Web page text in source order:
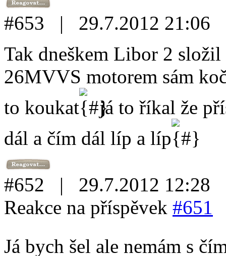
#653 | 29.7.2012
Tak dneškem Libor 2
26MVVS motorem sám
to koukat
já to říkal že
dál a čím dál líp a líp
#652 | 29.7.2012
Reakce na příspěvek #651
Já bych šel ale nemám s